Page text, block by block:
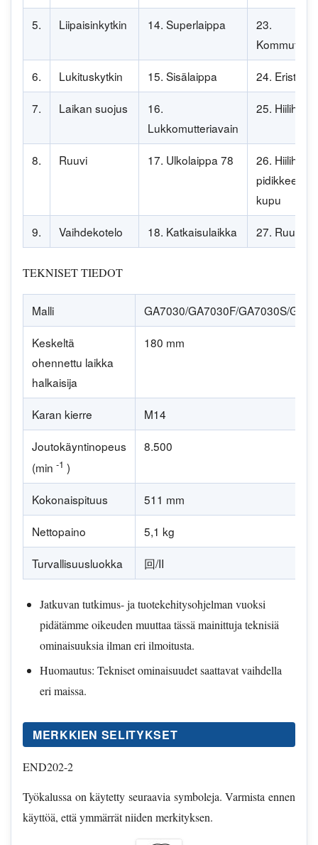
5. Liipaisinkytkin 14. Superlaippa
23.
6. Lukituskytkin 15. Sisälaippa 24.
7. Laikan suojus
16.
Lukkomutteriavain
25. Hiiliharja
8. Ruuvi 17. Ulkolaippa 78
26.
pidikkeen
kupu
9. Vaihdekotelo 18. Katkaisulaikka 27.
TEKNISET TIEDOT
Malli GA7030/GA7030F/GA7030S/
Keskeltä
ohennettu laikka
halkaisija
180 mm
Karan kierre M14
Joutokäyntinopeus
(min -1 )
8.500
Kokonaispituus 511 mm
Nettopaino 5,1 kg
Turvallisuusluokka 回/II
Jatkuvan tutkimus- ja tuotekehitysohjelman vuoksi
pidätämme oikeuden muuttaa tässä mainittuja teknisiä
ominaisuuksia ilman eri ilmoitusta.
Huomautus: Tekniset ominaisuudet saattavat vaihdella
eri maissa.
MERKKIEN SELITYKSET
END202-2
Työkalussa on käytetty seuraavia symboleja. Varmista ennen
käyttöä, että ymmärrät niiden merkityksen.